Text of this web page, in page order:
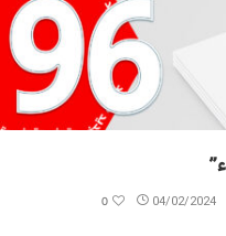
04/02/2024
0